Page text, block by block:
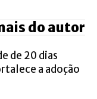
do autor
de 20 dias
a adoção